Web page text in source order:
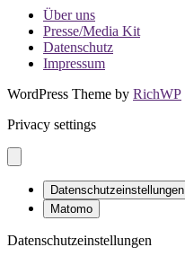
Über uns
Presse/Media Kit
Datenschutz
Impressum
WordPress Theme by RichWP
Privacy settings
Datenschutzeinstellungen
Matomo
Datenschutzeinstellungen